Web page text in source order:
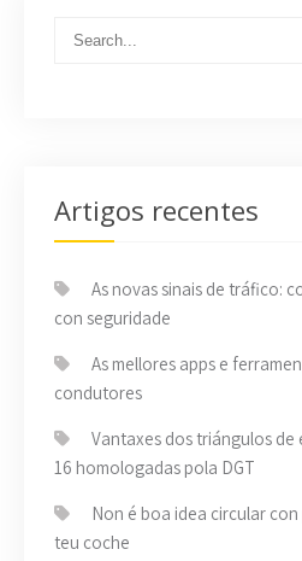
Artigos recentes
As novas sinais de tráfico:
con seguridade
As mellores apps e
condutores
Vantaxes dos triángulos de
16 homologadas pola DGT
Non é boa idea circular
teu coche